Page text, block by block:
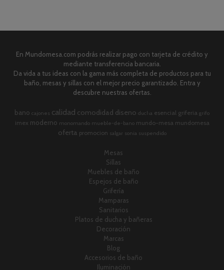
En Mundomesa.com podrás realizar pago con tarjeta de crédito y
mediante transferencia bancaria.
Da vida a tus ideas con la gama más completa de productos para tu
baño, mesas y sillas con el mejor precio garantizado. Entra y
descubre nuestras ofertas.
bano cajones calidad comodidad diseno ducha esencial griferia grifo
imex moderno monomando mueble-de-bano mundo-mesa mundomesa
oferta promocion salgar sonia suspendido
Mesas
Sillas
Muebles de baño
Espejos de baño
Grifería
Mamparas
Sanitarios
Platos de ducha y bañeras
Decoración
Marcas
Blog
Accesorios de baño
Iluminación